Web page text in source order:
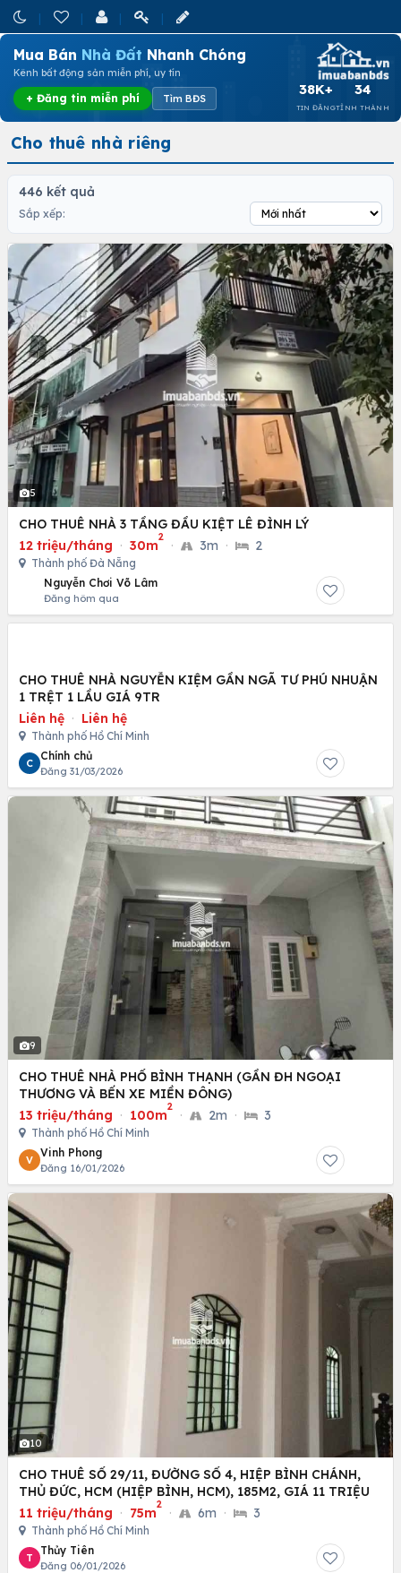
Mua Bán Nhà Đất Nhanh Chóng
Kênh bất động sản miễn phí, uy tín
+ Đăng tin miễn phí Tìm BĐS
38K+
TIN ĐĂNG
34
TỈNH THÀNH
Cho thuê nhà riêng
446 kết quả
Sắp xếp:
5
CHO THUÊ NHÀ 3 TẦNG ĐẦU KIỆT LÊ ĐÌNH LÝ
12 triệu/tháng · 30m
2
· 3m · 2
Thành phố Đà Nẵng
Nguyễn Chơi Võ Lâm
Đăng hôm qua
CHO THUÊ NHÀ NGUYỄN KIỆM GẦN NGÃ TƯ PHÚ NHUẬN
1 TRỆT 1 LẦU GIÁ 9TR
Liên hệ · Liên hệ
Thành phố Hồ Chí Minh
C
Chính chủ
Đăng 31/03/2026
9
CHO THUÊ NHÀ PHỐ BÌNH THẠNH (GẦN ĐH NGOẠI
THƯƠNG VÀ BẾN XE MIỀN ĐÔNG)
13 triệu/tháng · 100m
2
· 2m · 3
Thành phố Hồ Chí Minh
V
Vinh Phong
Đăng 16/01/2026
10
CHO THUÊ SỐ 29/11, ĐƯỜNG SỐ 4, HIỆP BÌNH CHÁNH,
THỦ ĐỨC, HCM (HIỆP BÌNH, HCM), 185M2, GIÁ 11 TRIỆU
11 triệu/tháng · 75m
2
· 6m · 3
Thành phố Hồ Chí Minh
T
Thủy Tiên
Đăng 06/01/2026